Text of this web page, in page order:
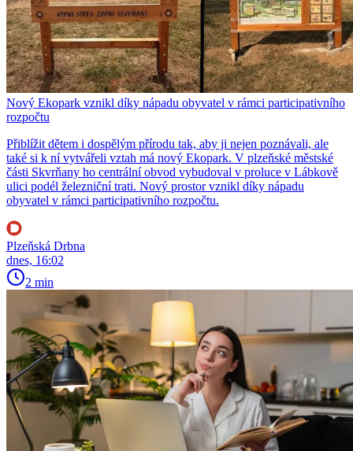
Nový Ekopark vznikl díky nápadu obyvatel v rámci participativního
rozpočtu
Přiblížit dětem i dospělým přírodu tak, aby ji nejen poznávali, ale
také si k ní vytvářeli vztah má nový Ekopark. V plzeňské městské
části Skvrňany ho centrální obvod vybudoval v proluce v Lábkově
ulici podél železniční trati. Nový prostor vznikl díky nápadu
obyvatel v rámci participativního rozpočtu.
Plzeňská Drbna
dnes, 16:02
2 min